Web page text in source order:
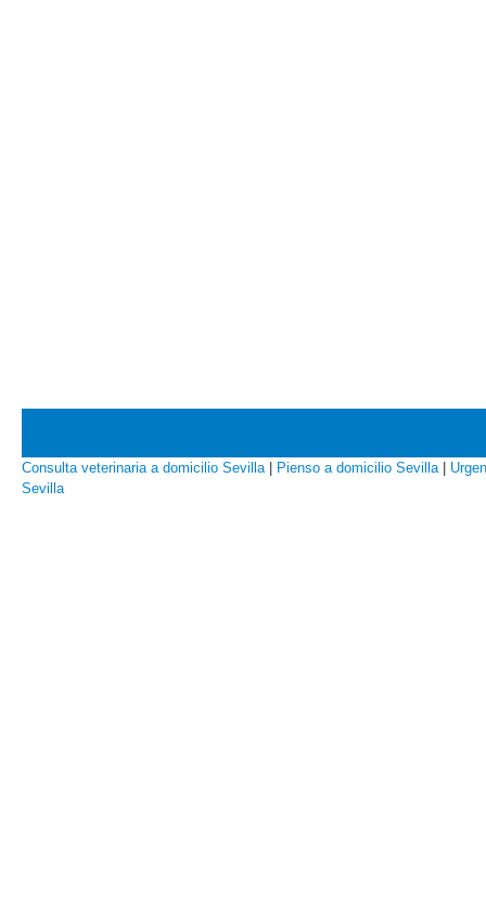
Consulta veterinaria a domicilio Sevilla| Pienso a domicilio Sevilla|
Sevilla